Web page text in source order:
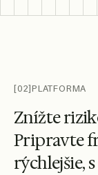
[02]PLATFORMA
Znížterizik
Pripravtef
rýchlejšie,s